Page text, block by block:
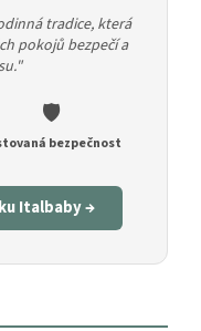
tradice, která
pokojů bezpečí a
🛡️
bezpečnost
Italbaby →